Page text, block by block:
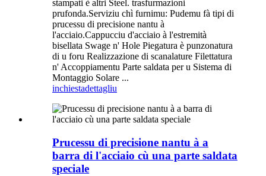
stampati è altri Steel. trasfurmazioni
prufonda.Serviziu chì furnimu: Pudemu fà tipi di
prucessu di precisione nantu à
l'acciaio.Cappucciu d'acciaio à l'estremità
bisellata Swage n' Hole Piegatura è punzonatura
di u foru Realizzazione di scanalature Filettatura
n' Accoppiamentu Parte saldata per u Sistema di
Montaggio Solare ...
inchiestadettagliu
Prucessu di precisione nantu à a
barra di l'acciaio cù una parte saldata
speciale